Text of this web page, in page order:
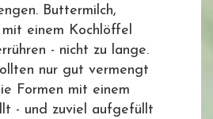
Buttermilch,
einem Kochlöffel
- nicht zu lange.
nur gut vermengt
Formen mit einem
- und zuviel aufgefüllt